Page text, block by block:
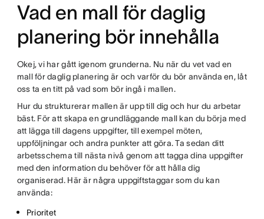
Vad en mall för daglig
planering bör innehålla
Okej, vi har gått igenom grunderna. Nu när du vet vad en
mall för daglig planering är och varför du bör använda en, låt
oss ta en titt på vad som bör ingå i mallen.
Hur du strukturerar mallen är upp till dig och hur du arbetar
bäst. För att skapa en grundläggande mall kan du börja med
att lägga till dagens uppgifter, till exempel möten,
uppföljningar och andra punkter att göra. Ta sedan ditt
arbetsschema till nästa nivå genom att tagga dina uppgifter
med den information du behöver för att hålla dig
organiserad. Här är några uppgiftstaggar som du kan
använda:
Prioritet